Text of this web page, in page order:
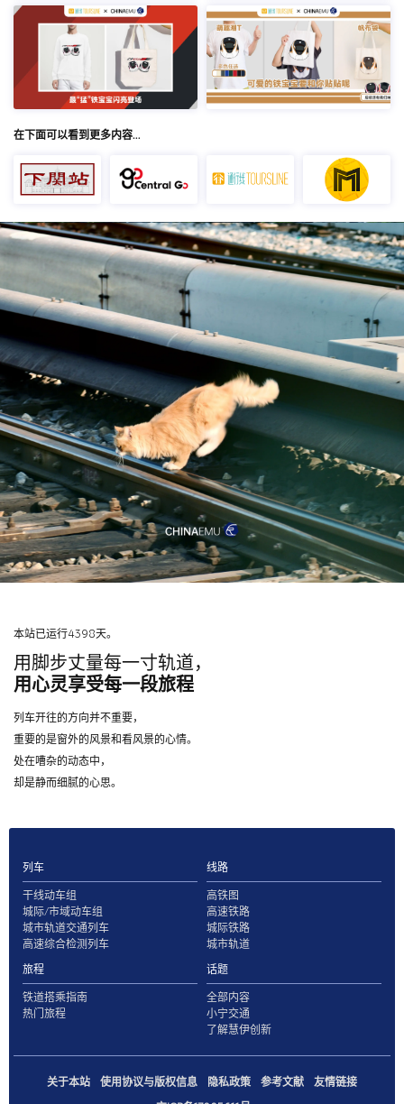
在下面可以看到更多内容…
本站已运行4398天。
用脚步丈量每一寸轨道，
用心灵享受每一段旅程
列车开往的方向并不重要，
重要的是窗外的风景和看风景的心情。
处在嘈杂的动态中，
却是静而细腻的心思。
列车
干线动车组
城际/市域动车组
城市轨道交通列车
高速综合检测列车
线路
高铁图
高速铁路
城际铁路
城市轨道
旅程
铁道搭乘指南
热门旅程
话题
全部内容
小宁交通
了解慧伊创新
关于本站 使用协议与版权信息 隐私政策 参考文献
友情链接